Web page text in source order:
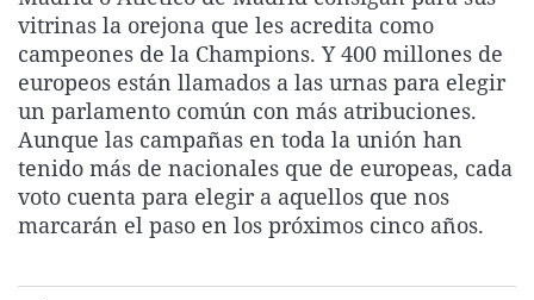
La rosa de los vientos
Gente viajera
Como el perro y el
Caso
Retornados
Equipo de
Operación Viuda
Extremadura
Galicia
La Rioja
Navarra
País Vasco
Virales
Televisión
Elecciones
vitrinas la orejona que les acredita como
campeones de la Champions. Y 400 millones de
europeos están llamados a las urnas para elegir
un parlamento común con más atribuciones.
Aunque las campañas en toda la unión han
tenido más de nacionales que de europeas, cada
voto cuenta para elegir a aquellos que nos
marcarán el paso en los próximos cinco años.